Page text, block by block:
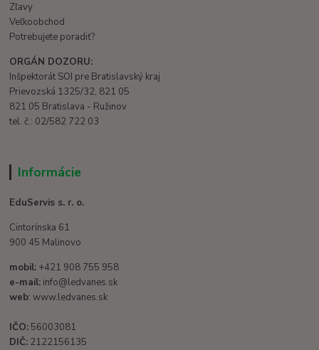
Zľavy
Veľkoobchod
Potrebujete poradiť?
ORGÁN DOZORU:
Inšpektorát SOI pre Bratislavský kraj
Prievozská 1325/32, 821 05
821 05 Bratislava - Ružinov
tel. č.: 02/582 722 03
Informácie
EduServis s. r. o.
Cintorínska 61
900 45 Malinovo
mobil: +421 908 755 958
e-mail: info@ledvanes.sk
web: www.ledvanes.sk
IČO: 56003081
DIČ: 2122156135